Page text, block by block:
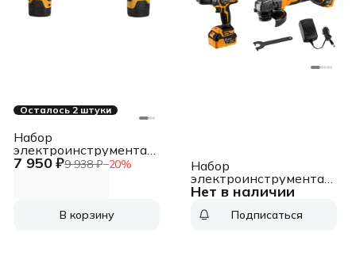
Осталось 2 штуки
7 950 ₽9 938 ₽−20%
Набор
электроинструмента
Deko 063-4107 в
В корзину
Нет в наличии
Набор
электроинструмента
Deko
(063-4204) в
Подписаться